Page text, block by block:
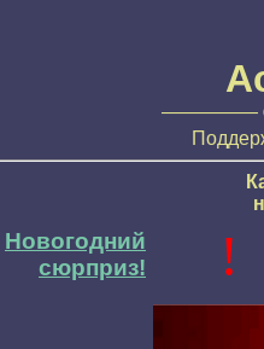
—————
Новогодний
сюрприз!
!